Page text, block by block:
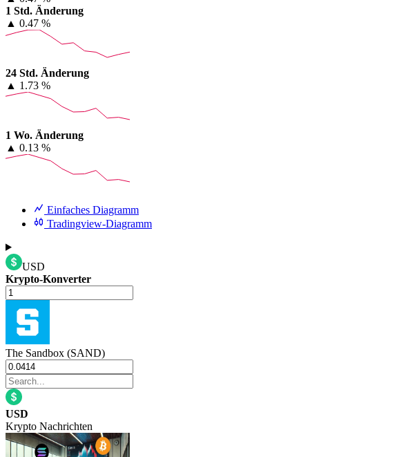
1 Std. Änderung
▲ 0.47 %
24 Std. Änderung
▲ 1.73 %
1 Wo. Änderung
▲ 0.13 %
Einfaches Diagramm
Tradingview-Diagramm
USD
Krypto-Konverter
The Sandbox (SAND)
USD
Krypto Nachrichten